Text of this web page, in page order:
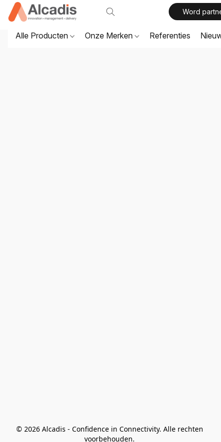
Word
Alle Producten Onze Merken Referenties
© 2026 Alcadis - Confidence in Connectivity. Alle rechten
voorbehouden.